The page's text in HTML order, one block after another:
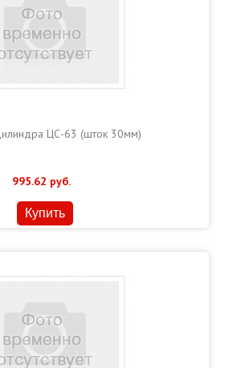
ЦС-63 (шток 30мм)
995.62 руб.
Купить